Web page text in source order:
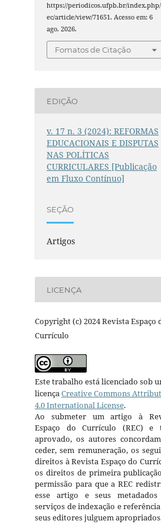
https://periodicos.ufpb.br/
ec/article/view/71651. Acesso em: 6
ago. 2026.
Fomatos de Citação
EDIÇÃO
v. 17 n. 3 (2024): REFORMAS
EDUCACIONAIS E DISPUTAS
NAS POLÍTICAS
CURRICULARES [Publicação
em Fluxo Contínuo]
SEÇÃO
Artigos
LICENÇA
Copyright (c) 2024 Revista Espaço
Currículo
Este trabalho está licenciado sob
licençaCreative Commons
4.0 International License.
Ao submeter um artigo à
Espaço do Currículo (REC) e
aprovado, os autores
ceder, sem remuneração, os
direitos à Revista Espaço do
os direitos de primeira
permissão para que a REC
esse artigo e seus metadados
serviços de indexação e
seus editores julguem